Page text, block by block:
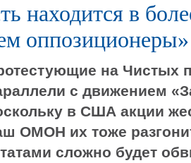
находится в
оппозиционеры»
на Чистых
с движением
в США акции
ОМОН их тоже
сложно будет